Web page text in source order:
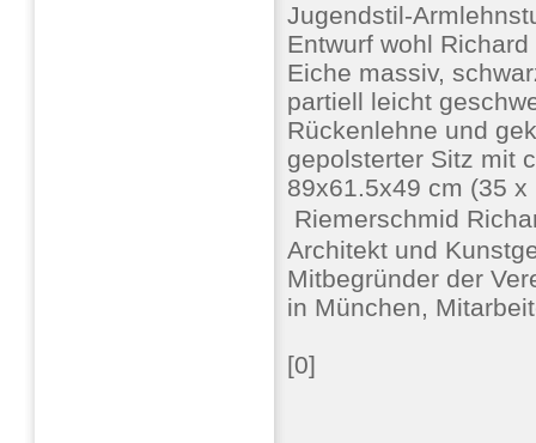
Jugendstil-
Entwurf wohl
Eiche massiv,
partiell leicht
Rückenlehne und
gepolsterter Sitz mit
89x61.5x49 cm (35
 Riemerschmid
Architekt und
Mitbegründer der
in München,
[0]